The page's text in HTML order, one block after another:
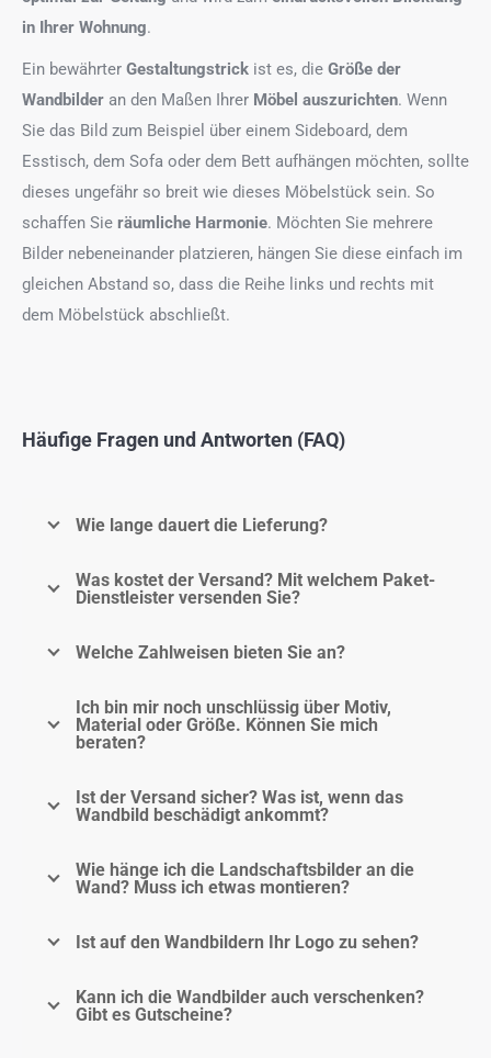
in Ihrer Wohnung.
Ein bewährter Gestaltungstrick ist es, die Größe der
Wandbilder an den Maßen Ihrer Möbel auszurichten. Wenn
Sie das Bild zum Beispiel über einem Sideboard, dem
Esstisch, dem Sofa oder dem Bett aufhängen möchten, sollte
dieses ungefähr so breit wie dieses Möbelstück sein. So
schaffen Sie räumliche Harmonie. Möchten Sie mehrere
Bilder nebeneinander platzieren, hängen Sie diese einfach im
gleichen Abstand so, dass die Reihe links und rechts mit
dem Möbelstück abschließt.
Häufige Fragen und Antworten (FAQ)
Wie lange dauert die Lieferung?
Was kostet der Versand? Mit welchem Paket-
Dienstleister versenden Sie?
Welche Zahlweisen bieten Sie an?
Ich bin mir noch unschlüssig über Motiv,
Material oder Größe. Können Sie mich
beraten?
Ist der Versand sicher? Was ist, wenn das
Wandbild beschädigt ankommt?
Wie hänge ich die Landschaftsbilder an die
Wand? Muss ich etwas montieren?
Ist auf den Wandbildern Ihr Logo zu sehen?
Kann ich die Wandbilder auch verschenken?
Gibt es Gutscheine?